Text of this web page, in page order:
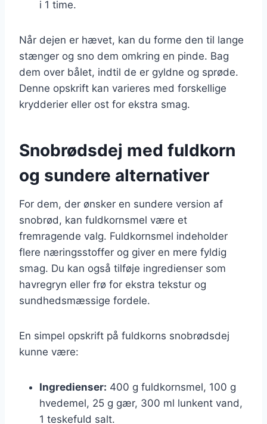
i 1 time.
Når dejen er hævet, kan du forme den til lange
stænger og sno dem omkring en pinde. Bag
dem over bålet, indtil de er gyldne og sprøde.
Denne opskrift kan varieres med forskellige
krydderier eller ost for ekstra smag.
Snobrødsdej med fuldkorn
og sundere alternativer
For dem, der ønsker en sundere version af
snobrød, kan fuldkornsmel være et
fremragende valg. Fuldkornsmel indeholder
flere næringsstoffer og giver en mere fyldig
smag. Du kan også tilføje ingredienser som
havregryn eller frø for ekstra tekstur og
sundhedsmæssige fordele.
En simpel opskrift på fuldkorns snobrødsdej
kunne være:
Ingredienser: 400 g fuldkornsmel, 100 g
hvedemel, 25 g gær, 300 ml lunkent vand,
1 teskefuld salt.